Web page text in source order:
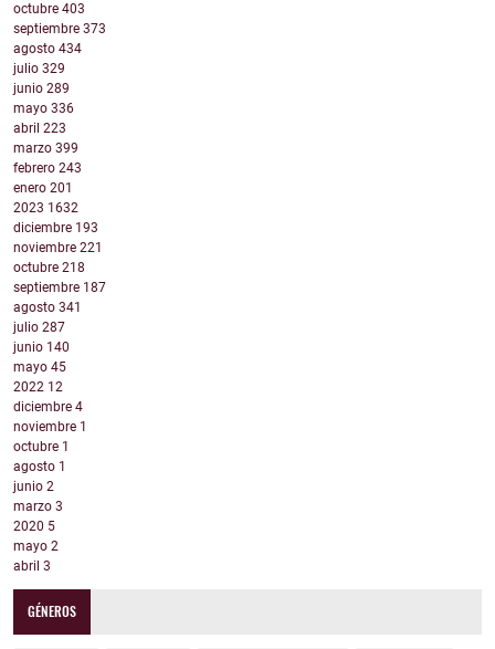
octubre 403
septiembre 373
agosto 434
julio 329
junio 289
mayo 336
abril 223
marzo 399
febrero 243
enero 201
2023 1632
diciembre 193
noviembre 221
octubre 218
septiembre 187
agosto 341
julio 287
junio 140
mayo 45
2022 12
diciembre 4
noviembre 1
octubre 1
agosto 1
junio 2
marzo 3
2020 5
mayo 2
abril 3
GÉNEROS